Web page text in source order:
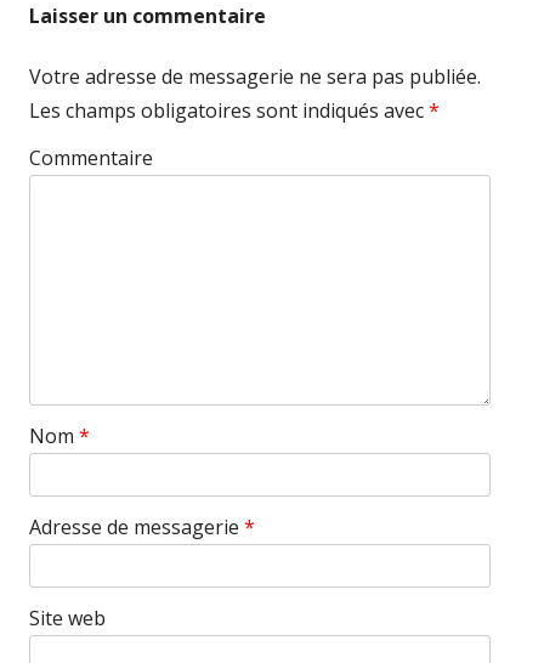
Laisser un commentaire
Votre adresse de messagerie ne sera pas publiée.
Les champs obligatoires sont indiqués avec*
Commentaire
Nom *
Adresse de messagerie *
Site web